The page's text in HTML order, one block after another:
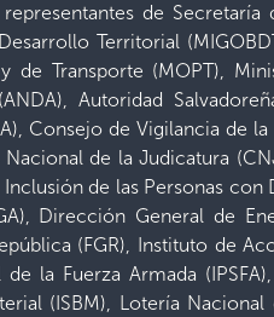
de
Territorial
de Transporte (MOPT),
Autoridad
Consejo de Vigilancia de
de la Judicatura
de las Personas
Dirección General de
(FGR), Instituto de
de la Fuerza Armada
(ISBM), Lotería